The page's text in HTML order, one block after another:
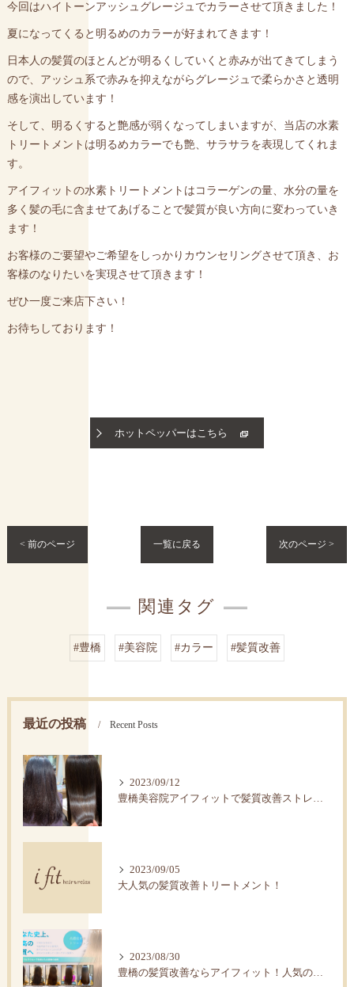
今回はハイトーンアッシュグレージュでカラーさせて頂きました！
夏になってくると明るめのカラーが好まれてきます！
日本人の髪質のほとんどが明るくしていくと赤みが出てきてしまう
ので、アッシュ系で赤みを抑えながらグレージュで柔らかさと透明
感を演出しています！
そして、明るくすると艶感が弱くなってしまいますが、当店の水素
トリートメントは明るめカラーでも艶、サラサラを表現してくれま
す。
アイフィットの水素トリートメントはコラーゲンの量、水分の量を
多く髪の毛に含ませてあげることで髪質が良い方向に変わっていき
ます！
お客様のご要望やご希望をしっかりカウンセリングさせて頂き、お
客様のなりたいを実現させて頂きます！
ぜひ一度ご来店下さい！
お待ちしております！
ホットペッパーはこちら
< 前のページ 一覧に戻る 次のページ >
関連タグ
#豊橋 #美容院 #カラー #髪質改善
最近の投稿 Recent Posts
2023/09/12
豊橋美容院アイフィットで髪質改善ストレートで艶髪へ。
2023/09/05
大人気の髪質改善トリートメント！
2023/08/30
豊橋の髪質改善ならアイフィット！人気の水素トリートメント